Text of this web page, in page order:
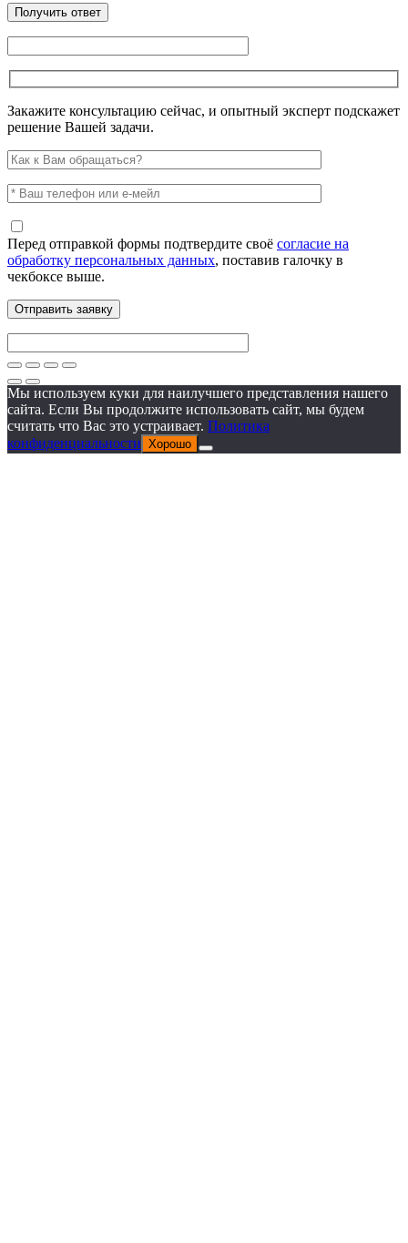
Закажите консультацию сейчас, и опытный эксперт подскажет
решение Вашей задачи.
Перед отправкой формы подтвердите своё согласие на
обработку персональных данных, поставив галочку в
чекбоксе выше.
Мы используем куки для наилучшего представления нашего
сайта. Если Вы продолжите использовать сайт, мы будем
считать что Вас это устраивает. Политика
конфиденциальности Хорошо